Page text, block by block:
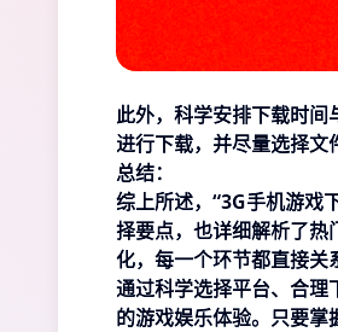
此外，科学安排下载时
进行下载，并尽量选择
总结：
综上所述，“3G手机游戏
择要点，也详细解析了热
化，每一个环节都直接关
通过科学选择平台、合理
的游戏娱乐体验。只要掌